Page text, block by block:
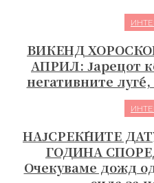
ВИКЕНД
АПРИЛ: Јарецот
негативните
НАЈСРЕЌНИТЕ
ГОДИНА
Очекуваме дожд